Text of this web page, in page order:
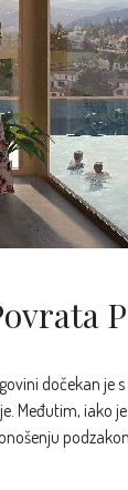
dočekan je
Međutim, iako